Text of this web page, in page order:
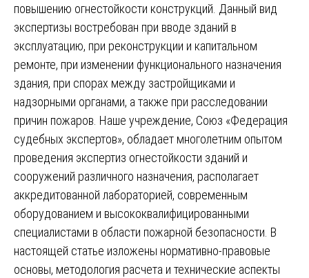
повышению огнестойкости конструкций. Данный вид
экспертизы востребован при вводе зданий в
эксплуатацию, при реконструкции и капитальном
ремонте, при изменении функционального назначения
здания, при спорах между застройщиками и
надзорными органами, а также при расследовании
причин пожаров. Наше учреждение, Союз «Федерация
судебных экспертов», обладает многолетним опытом
проведения экспертиз огнестойкости зданий и
сооружений различного назначения, располагает
аккредитованной лабораторией, современным
оборудованием и высококвалифицированными
специалистами в области пожарной безопасности. В
настоящей статье изложены нормативно-правовые
основы, методология расчета и технические аспекты